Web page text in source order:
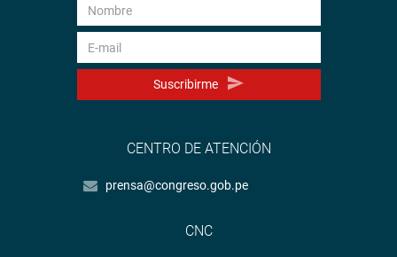
Suscribirme
CENTRO DE ATENCIÓN
prensa@congreso.gob.pe
CNC